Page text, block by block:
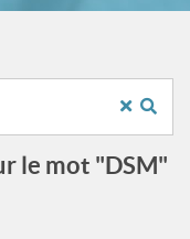
le mot "DSM"